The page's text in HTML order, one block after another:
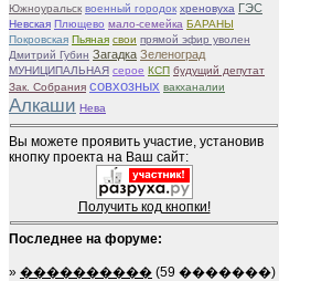
Южноуральск военный городок хреновуха ГЭС
Невская Плющево мало-семейка БАРАНЫ
Покровская Пьяная свои прямой эфир уволен
Дмитрий Губин Загадка Зеленоград
МУНИЦИПАЛЬНАЯ серое КСП будущий депутат
Зак. Собрания совхозных вакханалии
Алкаши Нева
Вы можете проявить участие, установив
кнопку проекта на Ваш сайт:
Получить код кнопки!
Последнее на форуме:
» ���������� (59 �������)